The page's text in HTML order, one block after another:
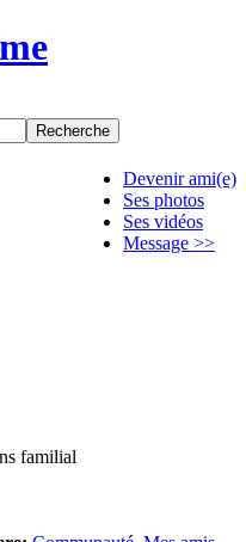
Devenir ami(e)
Ses photos
Ses vidéos
Message >>
familial